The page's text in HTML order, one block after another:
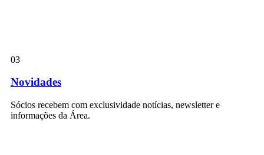
03
Novidades
Sócios recebem com exclusividade notícias, newsletter e
informações da Área.